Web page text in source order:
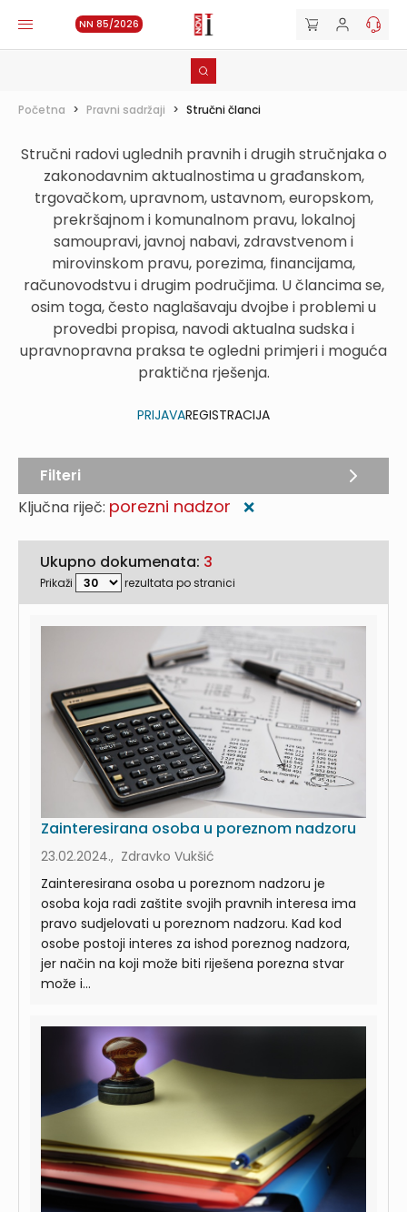
NN 85/2026
Početna > Pravni sadržaji > Stručni članci
Stručni radovi uglednih pravnih i drugih stručnjaka o
zakonodavnim aktualnostima u građanskom,
trgovačkom, upravnom, ustavnom, europskom,
prekršajnom i komunalnom pravu, lokalnoj
samoupravi, javnoj nabavi, zdravstvenom i
mirovinskom pravu, porezima, financijama,
računovodstvu i drugim područjima. U člancima se,
osim toga, često naglašavaju dvojbe i problemi u
provedbi propisa, navodi aktualna sudska i
upravnopravna praksa te ogledni primjeri i moguća
praktična rješenja.
PRIJAVAREGISTRACIJA
Ključna riječ: porezni nadzor ❌
Ukupno dokumenata: 3
Prikaži rezultata po stranici
Zainteresirana osoba u poreznom nadzoru
23.02.2024., Zdravko Vukšić
Zainteresirana osoba u poreznom nadzoru je
osoba koja radi zaštite svojih pravnih interesa ima
pravo sudjelovati u poreznom nadzoru. Kad kod
osobe postoji interes za ishod poreznog nadzora,
jer način na koji može biti riješena porezna stvar
može i...
Filteri